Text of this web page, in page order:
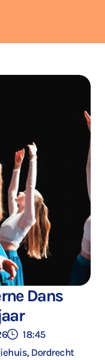
Dans
18:45
Dordrecht